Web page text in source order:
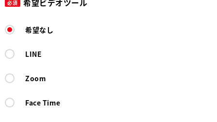
必須 希望ビデオツール
希望なし
LINE
Zoom
Face Time